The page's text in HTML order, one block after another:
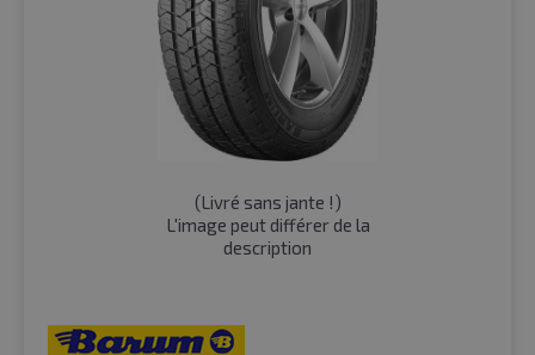
(Livré sans jante !)
L'image peut différer de la
description